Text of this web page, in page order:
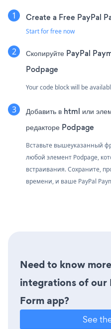
Create a Free PayPal
Start for free now
Скопируйте PayPal
Podpage
Your code block will be
Добавить в html или
редакторе Podpage
Вставьте вышеуказанный
любой элемент Podpage,
встраивания. Сохраните,
времени, и ваше PayPal
Need to know
integrations of our
Form app?
See